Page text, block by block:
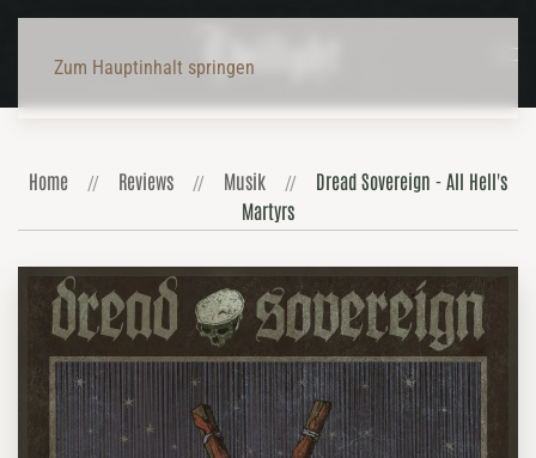
Zum Hauptinhalt springen
Home Reviews Musik
Dread Sovereign - All Hell's
Martyrs